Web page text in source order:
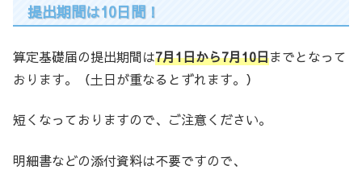
提出期間は10日間！
算定基礎届の提出期間は7月1日から7月10日までとなって
おります。（土日が重なるとずれます。）
短くなっておりますので、ご注意ください。
明細書などの添付資料は不要ですので、